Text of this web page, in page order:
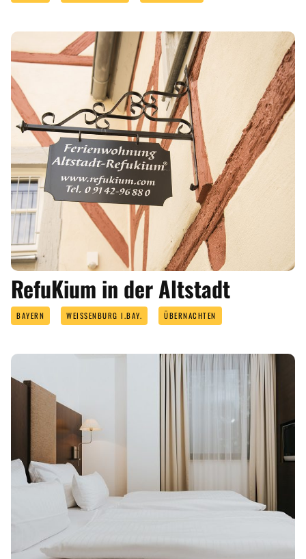
RefuKium in der Altstadt
BAYERN WEISSENBURG I.BAY. ÜBERNACHTEN